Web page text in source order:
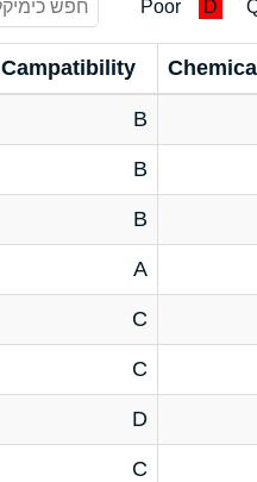
D
Poor
Chemical
Campatibility
B
B
B
A
C
C
D
C